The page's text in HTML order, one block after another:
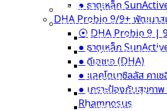
ผลิตภัณฑ์ Promom
หนังสือ รู้แค่นี้ เข้าใจ คนทั้ง
หน้าสินค้าทั้งหมด
Nutri Plus 41|42 เพิ่มน้
⦿ Nutri Plus 41 |
● ลูกซัด Organic
● หัวปลีออร์แกนิก
Blossom
● แคลเซียมจากสาหร่
● ธาตุเหล็ก
DHA Probio 9/9+ พัฒนา
⦿ DHA Probio 9 |
● ธาตุเหล็ก